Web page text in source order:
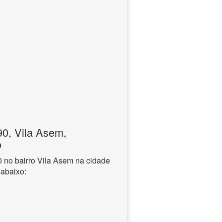
Vila Asem,
bairro Vila Asem na cidade